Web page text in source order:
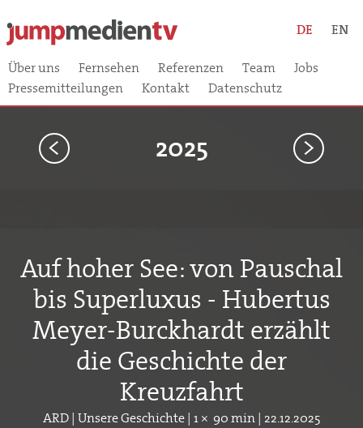
Über uns Fernsehen Referenzen Team
Jobs
Pressemitteilungen
Kontakt Datenschutz
DE EN
< 2025 >
Auf hoher See: von Pauschal
bis Superluxus - Hubertus
Meyer-Burckhardt erzählt
die Geschichte der
Kreuzfahrt
ARD | Unsere Geschichte | 1 × 90 min | 22.12.2025